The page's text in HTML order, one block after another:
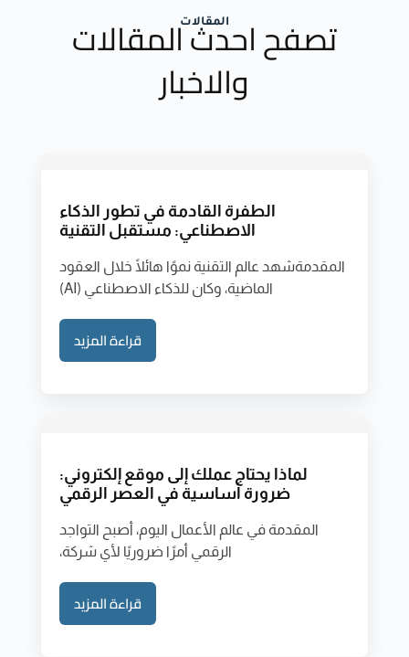
المقالات
تصفح احدث المقالات
والاخبار
الطفرة القادمة في تطور الذكاء
الاصطناعي: مستقبل التقنية
المقدمةشهد عالم التقنية نموًا هائلًا خلال العقود
الماضية، وكان للذكاء الاصطناعي (AI)
قراءة المزيد
لماذا يحتاج عملك إلى موقع إلكتروني:
ضرورة أساسية في العصر الرقمي
المقدمة في عالم الأعمال اليوم، أصبح التواجد
الرقمي أمرًا ضروريًا لأي شركة،
قراءة المزيد